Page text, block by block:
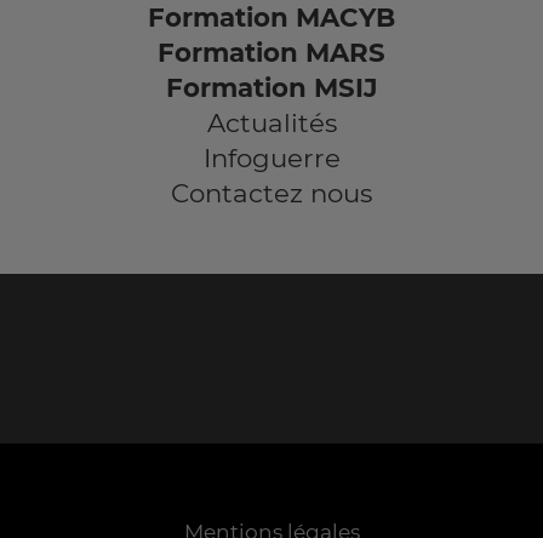
Formation MACYB
Formation MARS
Formation MSIJ
Actualités
Infoguerre
Contactez nous
Mentions légales